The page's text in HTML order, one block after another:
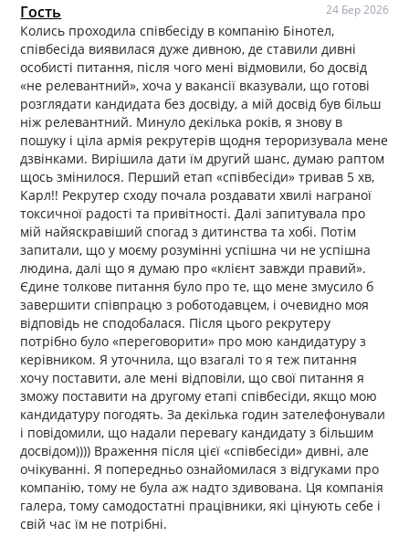
Гость 24 Бер 2026
Колись проходила співбесіду в компанію Бінотел,
співбесіда виявилася дуже дивною, де ставили дивні
особисті питання, після чого мені відмовили, бо досвід
«не релевантний», хоча у вакансії вказували, що готові
розглядати кандидата без досвіду, а мій досвід був більш
ніж релевантний. Минуло декілька років, я знову в
пошуку і ціла армія рекрутерів щодня тероризувала мене
дзвінками. Вирішила дати їм другий шанс, думаю раптом
щось змінилося. Перший етап «співбесіди» тривав 5 хв,
Карл!! Рекрутер сходу почала роздавати хвилі награної
токсичної радості та привітності. Далі запитувала про
мій найяскравіший спогад з дитинства та хобі. Потім
запитали, що у моєму розумінні успішна чи не успішна
людина, далі що я думаю про «клієнт завжди правий».
Єдине толкове питання було про те, що мене змусило б
завершити співпрацю з роботодавцем, і очевидно моя
відповідь не сподобалася. Після цього рекрутеру
потрібно було «переговорити» про мою кандидатуру з
керівником. Я уточнила, що взагалі то я теж питання
хочу поставити, але мені відповіли, що свої питання я
зможу поставити на другому етапі співбесіди, якщо мою
кандидатуру погодять. За декілька годин зателефонували
і повідомили, що надали перевагу кандидату з більшим
досвідом)))) Враження після цієї «співбесіди» дивні, але
очікуванні. Я попередньо ознайомилася з відгуками про
компанію, тому не була аж надто здивована. Ця компанія
галера, тому самодостатні працівники, які цінують себе і
свій час їм не потрібні.